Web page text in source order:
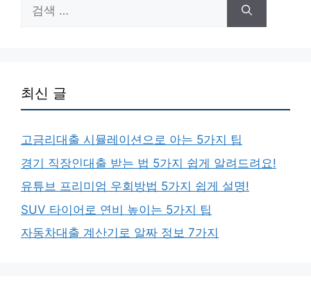
색:
최신 글
고금리대출 시뮬레이션으로 아는 5가지 팁
경기 직장인대출 받는 법 5가지 쉽게 알려드려요!
유튜브 프리미엄 우회방법 5가지 쉽게 설명!
SUV 타이어로 연비 높이는 5가지 팁
자동차대출 계산기로 알짜 정보 7가지